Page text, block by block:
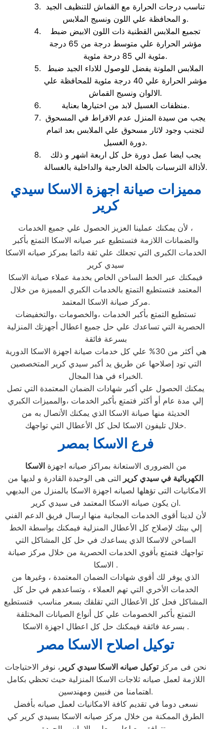
تناسب درجات الحرارة مع القماش للتنظيف الجيد
و المحافظة علي اللون ونسيج الملابس.
تجميع الملابس القطنية ذات اللون الابيض ضبط
مؤشر الحرارة علي متوسط درجة من 65 درجة
مئوية الي 85 درحة مئوية.
الملابس الملونة يفضل للوصول للاداء الجيد ضبط
مؤشر الحرارة علي 40 درجة مئوية للمحافظة علي
الالوان ونسيج القماش.
منظفات الغسيل لابد من اختيارها بعناية.
يجب من سيدة المنزل عدم الافراط في المسحوق
لتجنب وجود لاثار مسحوق علي الملابس بعد اتمام
دورة الغسيل.
يجب ايضا عمل دورة خل كل اربعة اشهر و ذلك
لأذالة الترسبات بالحلة الخارجية والداخلية بالغسالة.
مميزات صيانة اجهزة الاسكا سيدي
كرير
لأن يمكنك عملينا العزيز الحصول علي جميع الخدمات ،
والضمانات اللازمة فتستطيع عبر صيانه الاسكا التمتع بأكبر
الخدمات الكبرى التي تجعلك علي ثقة دائما بمركز صيانه الاسكا
سيدي كرير
فيمكنك عبر الخط الساخن الخاص بخدمة عملاء صيانة الاسكا
المعتمد فتستطيع التمتع بالخدمات الكبري المميزة من خلال
مركز صيانة الاسكا المعتمد.
تستطيع التمتع بأكبر الخدمات ،والخصومات ،والتخفيضات
الحصرية التي تساعدك علي حل جميع اعطال أجهزتك المنزلية
بسرعة فائقة
هي أكثر من 30% علي كل خدمات صيانة اجهزة الاسكا الدورية
التي تود إصلاحها عن طريق يد أكبر سيدي كرير المتخصصين
الخبراء في هذا المجال.
يمكنك الحصول علي أكبر شهادات الضمان المعتمدة التي تصل
إلي مدة عام أو أكثر فتمتع بأكبر الخدمات ،والمميزات الكبري
الحديثة منها صيانة الاسكا الذي يمكنك الأتصال به من
خلال تليفون الاسكا لحل كل الأعطال التي تواجهك.
فرع الاسكا بمصر
من الضرورى الاستعانة بمراكز صيانه اجهزةالاسكا
الكهربائية في سيدي كرير التى هى الوحيدة القادرة و لديها من
الامكانيات التى تؤهلها لصيانه اجهزة الاسكا بالمنزل من البديهي
ان يكون صيانه الاسكا المعتمد فى سيدي كرير.
لأن لدينا أقوى الخدمات المجانية منها ارسال فريق الدعم الفني
إلي بيتك لإصلاح كل الأعطال المنزلية فيمكنك بواسطة الخط
الساخن لالاسكا الذي يساعدك في حل كل المشاكل التي
تواجهك فتمتع بأقوي الخدمات الحصرية من خلال مركز صيانة
الاسكا .
الذي يوفر لك أقوي شهادات الضمان المعتمدة ، وغيرها من
الخدمات الأخري التي تهم العملاء ، وتساعدهم في حل كل
المشاكل فحل كل الأعطال التي تقلقك بسعر مناسب فتستطيع
التمتع بأكبر الخصومات علي كل أنواع الصيانات المختلفة
بسرعة فائقة فيمكنك حل كل اعطال اجهزة الاسكا .
توكيل اصلاح الاسكا مصر
نحن فى مركزتوكيل صيانه الاسكا سيدي كرير ، نوفر الاحتياجات
اللازمة لعمل صيانه ثلاجات الاسكا المنزلية حيث تحظي بكامل
اهتمامنا من فنيين ومهندسين.
نسعى دوما في تقديم كافة الامكانيات لعمل صيانه بأفضل
الطرق الممكنة من خلال مركز صيانه الاسكا بسيدي كرير كي